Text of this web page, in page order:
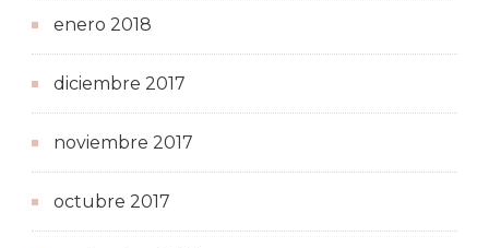
enero 2018
diciembre 2017
noviembre 2017
octubre 2017